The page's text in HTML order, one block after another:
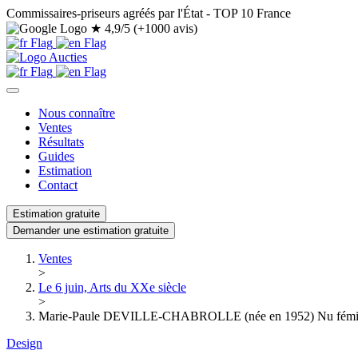
Commissaires-priseurs agréés par l'État - TOP 10 France
★ 4,9/5 (+1000 avis)
Nous connaître
Ventes
Résultats
Guides
Estimation
Contact
Estimation gratuite
Demander une estimation gratuite
Ventes
>
Le 6 juin, Arts du XXe siècle
>
Marie-Paule DEVILLE-CHABROLLE (née en 1952) Nu
Design